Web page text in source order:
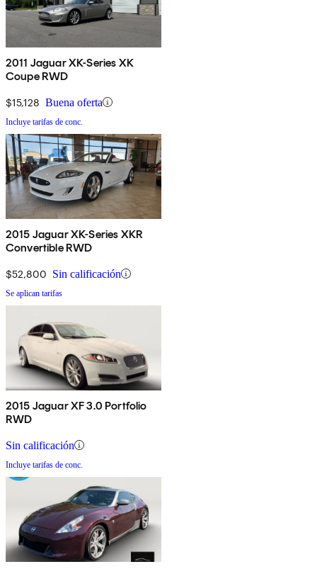
2011 Jaguar XK-Series XK
Coupe RWD
$15,128 Buena oferta
Incluye tarifas de conc.
2015 Jaguar XK-Series XKR
Convertible RWD
$52,800 Sin calificación
Se aplican tarifas
2015 Jaguar XF 3.0 Portfolio
RWD
Sin calificación
Incluye tarifas de conc.